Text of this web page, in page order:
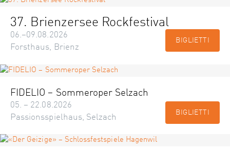
37. Brienzersee Rockfestival
06.–09.08.2026
Forsthaus, Brienz
BIGLIETTI
FIDELIO – Sommeroper Selzach
05. – 22.08.2026
Passionsspielhaus, Selzach
BIGLIETTI